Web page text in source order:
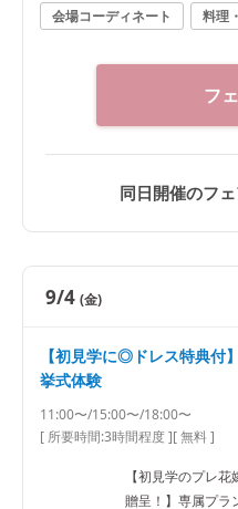
会場コーディネート
料理
フ
同日開催のフ
9/4 (金)
【初見学に◎ドレス特典付
挙式体験
11:00〜/15:00〜/18:00〜
[ 所要時間:3時間程度][ 無料 ]
【初見学のプレ
贈呈！】専属プラ